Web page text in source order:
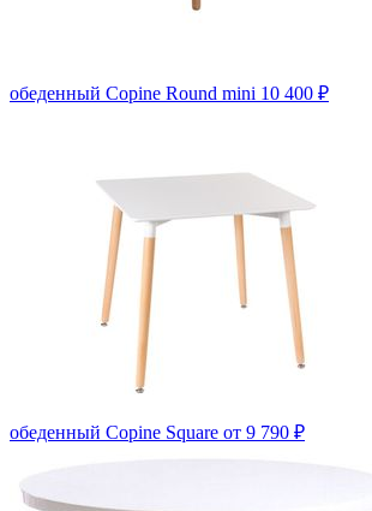
обеденный Copine Round mini 10 400 ₽
обеденный Copine Square от 9 790 ₽